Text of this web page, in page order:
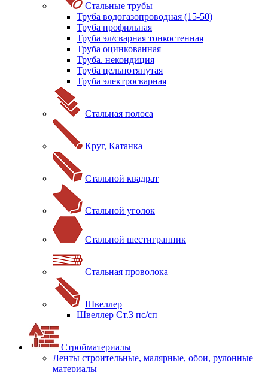
Стальные трубы
Труба водогазопроводная (15-50)
Труба профильная
Труба эл/сварная тонкостенная
Труба оцинкованная
Труба. некондиция
Труба цельнотянутая
Труба электросварная
Стальная полоса
Круг, Катанка
Стальной квадрат
Стальной уголок
Стальной шестигранник
Стальная проволока
Швеллер
Швеллер Ст.3 пс/сп
Стройматериалы
Ленты строительные, малярные, обои, рулонные
материалы